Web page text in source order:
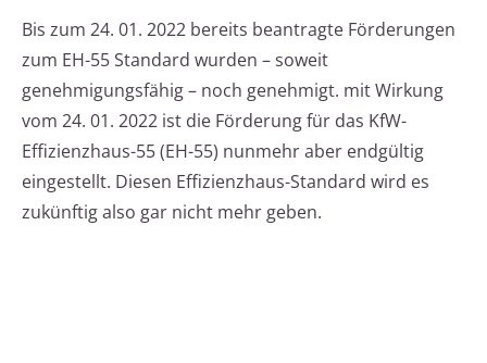
Bis zum 24. 01. 2022 bereits beantragte Förderungen
zum EH-55 Standard wurden – soweit
genehmigungsfähig – noch genehmigt. mit Wirkung
vom 24. 01. 2022 ist die Förderung für das KfW-
Effizienzhaus-55 (EH-55) nunmehr aber endgültig
eingestellt. Diesen Effizienzhaus-Standard wird es
zukünftig also gar nicht mehr geben.